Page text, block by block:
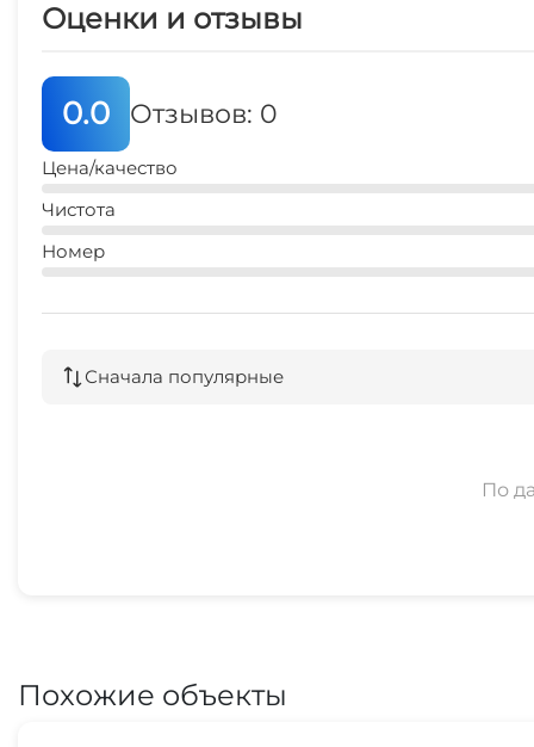
Оценки и отзывы
0.0 Отзывов: 0
Цена/качество
Чистота
Номер
Сначала популярные
По
Похожие объекты